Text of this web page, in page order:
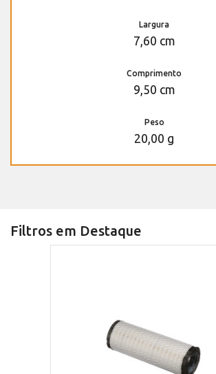
Largura
7,60 cm
Comprimento
9,50 cm
Peso
20,00 g
Filtros em Destaque